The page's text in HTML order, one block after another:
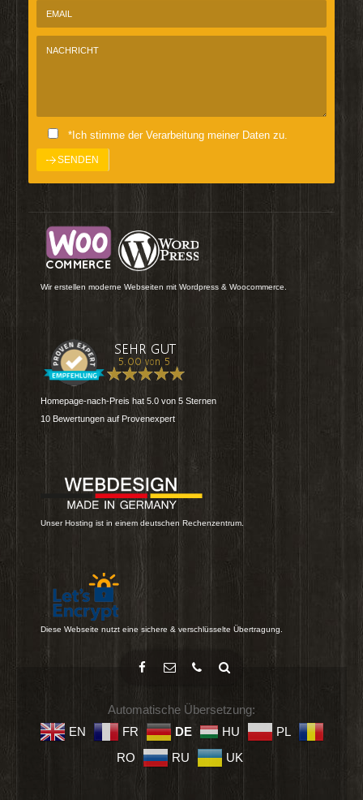
*Ich stimme der Verarbeitung meiner Daten zu.
Wir erstellen moderne Webseiten mit Wordpress & Woocommerce.
Homepage-nach-Preis hat 5.0 von 5 Sternen
10 Bewertungen auf Provenexpert
Unser Hosting ist in einem deutschen Rechenzentrum.
Diese Webseite nutzt eine sichere & verschlüsselte Übertragung.
Automatische Übersetzung:
EN
FR DE HU
PL
RO
RU UK